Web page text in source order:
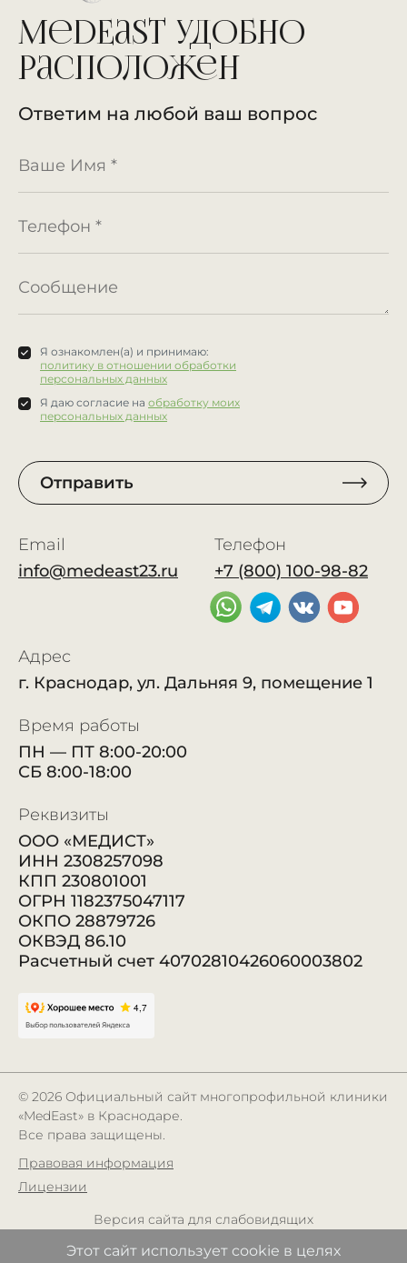
MedEast удобно
расположен
Ответим на любой ваш вопрос
Я ознакомлен(а) и принимаю:
политику в отношении обработки
персональных данных
Я даю согласие на обработку моих
персональных данных
Отправить
Адрес
г. Краснодар, ул. Дальняя 9, помещение 1
Email
info@medeast23.ru
Время работы
ПН — ПТ 8:00-20:00
СБ 8:00-18:00
Телефон
+7 (800) 100-98-82
Реквизиты
ООО «МЕДИСТ»
ИНН 2308257098
КПП 230801001
ОГРН 1182375047117
ОКПО 28879726
ОКВЭД 86.10
Расчетный счет 40702810426060003802
© 2026 Официальный сайт многопрофильной клиники
«MedEast» в Краснодаре.
Все права защищены.
Правовая информация
Лицензии
Версия сайта для слабовидящих
Лицензия№ ЛО17-011126-23/00147821от 12.07.2019 года
Этот сайт использует cookie в целях